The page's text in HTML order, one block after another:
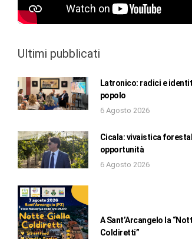
Ultimi pubblicati
Latronico: radici e
popolo
6 Agosto 2026
Cicala: vivaistica
opportunità
6 Agosto 2026
A Sant’Arcangelo la
Coldiretti”